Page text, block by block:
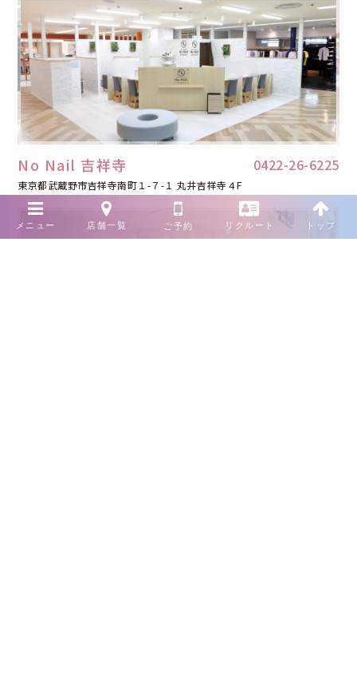
No Nail 吉祥寺 0422-26-6225
東京都武蔵野市吉祥寺南町１-７-１ 丸井吉祥寺４F